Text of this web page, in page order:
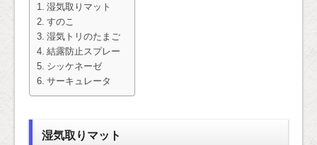
湿気取りマット
すのこ
湿気トリのたまご
結露防止スプレー
シッケネーゼ
サーキュレータ
湿気取りマット